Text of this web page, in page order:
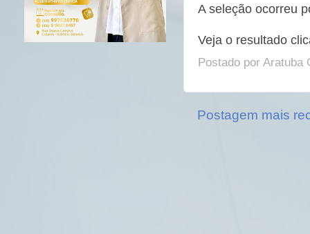
A seleção ocorreu
Veja o resultado
Postado por Aratuba
Postagem mais